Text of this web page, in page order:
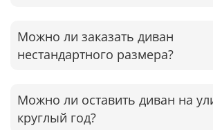
Можно ли заказать диван
нестандартного размера?
Можно ли оставить диван на
круглый год?